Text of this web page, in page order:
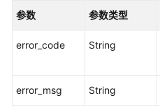
实
参数 参数类型
error_code String
error_msg String